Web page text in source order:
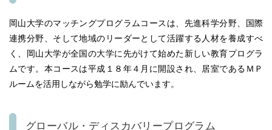
岡山大学のマッチングプログラムコースは、先進科学分野、国際
連携分野、そして地域のリーダーとして活躍する人材を養成すべ
く、岡山大学が全国の大学に先がけて始めた新しい教育プログラ
ムです。本コースは平成１８年４月に開設され、居室であるＭＰ
ルームを活用しながら勉学に励んでいます。
グローバル・ディスカバリープログラム